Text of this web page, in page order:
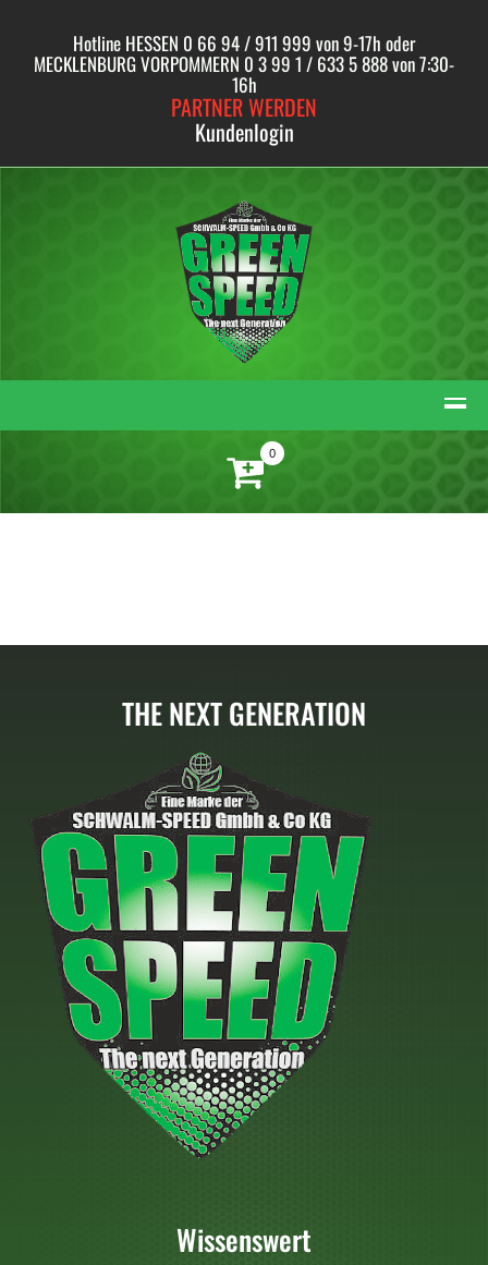
Hotline HESSEN 0 66 94 / 911 999 von 9-17h oder
MECKLENBURG VORPOMMERN 0 3 99 1 / 633 5 888 von 7:30-
16h
PARTNER WERDEN
Kundenlogin
0
THE NEXT GENERATION
Wissenswert